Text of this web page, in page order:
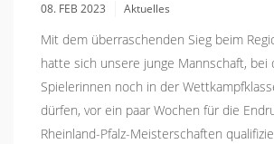
08. FEB 2023 Aktuelles
Mit dem überraschenden Sieg beim
hatte sich unsere junge Mannschaft, bei
Spielerinnen noch in der
dürfen, vor ein paar Wochen für die
Rheinland-Pfalz-Meisterschaften